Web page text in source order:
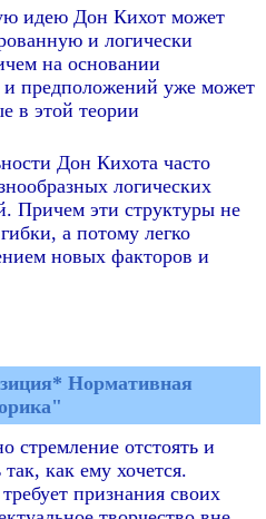
идею Дон Кихот может
и логически
на основании
предположений уже может
в этой теории
Дон Кихота часто
логических
Причем эти структуры не
а потому легко
новых факторов и
Нормативная
стремление отстоять и
как ему хочется.
признания своих